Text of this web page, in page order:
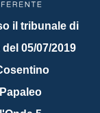
il tribunale di
05/07/2019